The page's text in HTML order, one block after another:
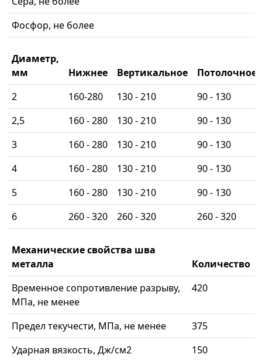
Фосфор, не более
Диаметр,
мм
Нижнее Вертикальное
Потолочное
2
160-280 130 - 210
90 - 130
2,5
160 - 280 130 - 210
90 - 130
3
160 - 280 130 - 210
90 - 130
4
160 - 280 130 - 210
90 - 130
5
160 - 280 130 - 210
90 - 130
6
260 - 320 260 - 320 260 - 320
Механические свойства шва
металла
Количество
Временное сопротивление разрыву,
МПа, не менее
420
Предел текучести, МПа, не менее
375
Ударная вязкость, Дж/см2
150